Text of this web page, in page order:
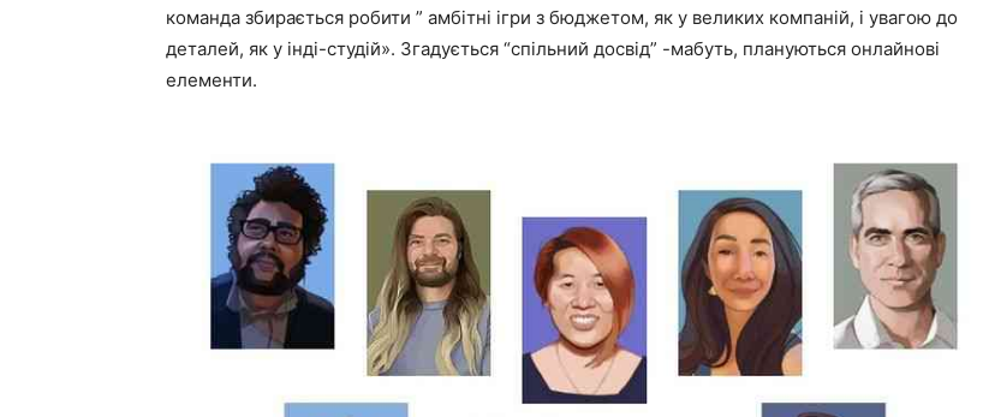
команда збирається робити ” амбітні ігри з бюджетом, як у великих компаній, і увагою до
деталей, як у інді-студій». Згадується “спільний досвід” -мабуть, плануються онлайнові
елементи.